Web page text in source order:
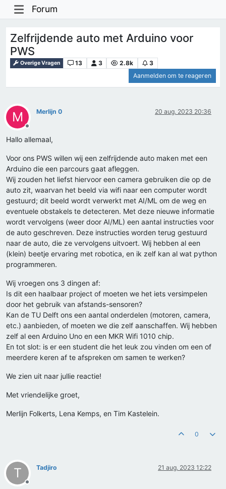
Forum
Zelfrijdende auto met Arduino voor
PWS
Overige Vragen 13 3 2.8k
3
Aanmelden om te reageren
M
Offline
Merlijn 0 20 aug. 2023 20:36
Hallo allemaal,
Voor ons PWS willen wij een zelfrijdende auto maken met een
Arduino die een parcours gaat afleggen.
Wij zouden het liefst hiervoor een camera gebruiken die op de
auto zit, waarvan het beeld via wifi naar een computer wordt
gestuurd; dit beeld wordt verwerkt met AI/ML om de weg en
eventuele obstakels te detecteren. Met deze nieuwe informatie
wordt vervolgens (weer door AI/ML) een aantal instructies voor
de auto geschreven. Deze instructies worden terug gestuurd
naar de auto, die ze vervolgens uitvoert. Wij hebben al een
(klein) beetje ervaring met robotica, en ik zelf kan al wat python
programmeren.
Wij vroegen ons 3 dingen af:
Is dit een haalbaar project of moeten we het iets versimpelen
door het gebruik van afstands-sensoren?
Kan de TU Delft ons een aantal onderdelen (motoren, camera,
etc.) aanbieden, of moeten we die zelf aanschaffen. Wij hebben
zelf al een Arduino Uno en een MKR Wifi 1010 chip.
En tot slot: is er een student die het leuk zou vinden om een of
meerdere keren af te afspreken om samen te werken?
We zien uit naar jullie reactie!
Met vriendelijke groet,
Merlijn Folkerts, Lena Kemps, en Tim Kastelein.
0
T
Offline
Tadjiro 21 aug. 2023 12:22